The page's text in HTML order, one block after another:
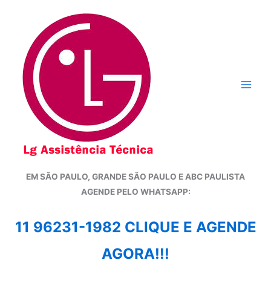
conteúdo
EM SÃO PAULO, GRANDE SÃO PAULO E ABC PAULISTA
AGENDE PELO WHATSAPP:
11 96231-1982 CLIQUE E AGENDE
AGORA!!!